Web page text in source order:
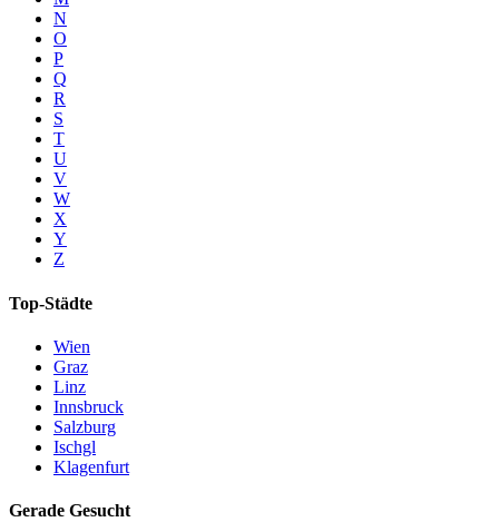
N
O
P
Q
R
S
T
U
V
W
X
Y
Z
Top-Städte
Wien
Graz
Linz
Innsbruck
Salzburg
Ischgl
Klagenfurt
Gerade Gesucht